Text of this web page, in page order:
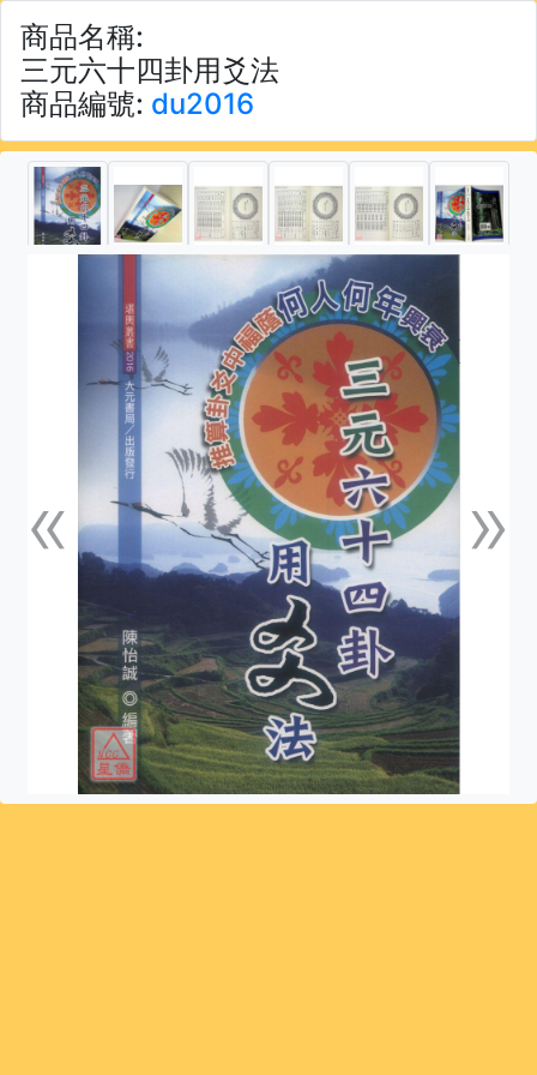
商品名稱:
三元六十四卦用爻法
商品編號: du2016
«上一張 »下一